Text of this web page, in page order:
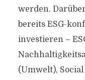
werden.
bereits ESG-
investieren –
(Umwelt),